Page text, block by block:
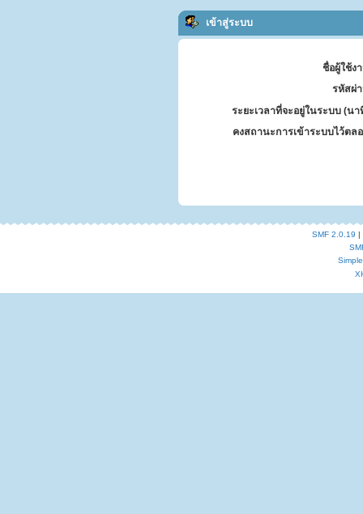
เข้าสู่ระบบ
ชื่อผู้ใช้ง
รหัสผ่
ระยะเวลาที่จะอยู่ในระบบ (นา
คงสถานะการเข้าระบบไว้ตล
SMF 2.0.19 |